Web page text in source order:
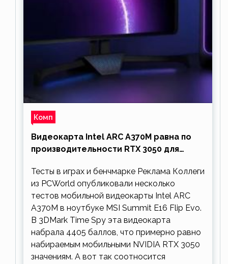
Комп
Видеокарта Intel ARC A370M равна по
производительности RTX 3050 для
Тесты в играх и бенчмарке Реклама Коллеги
из PCWorld опубликовали несколько
тестов мобильной видеокарты Intel ARC
A370M в ноутбуке MSI Summit E16 Flip Evo.
В 3DMark Time Spy эта видеокарта
набрала 4405 баллов, что примерно равно
набираемым мобильными NVIDIA RTX 3050
значениям. А вот так соотносится